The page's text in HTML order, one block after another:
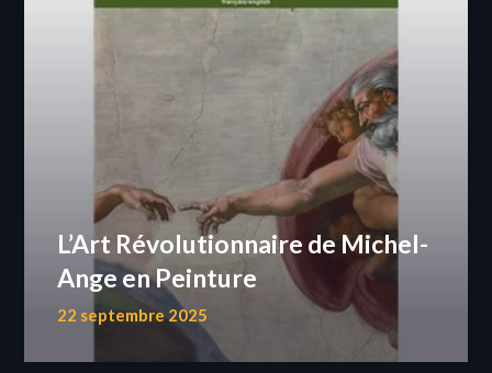
L’Art Révolutionnaire de Michel-
Ange en Peinture
22 septembre 2025